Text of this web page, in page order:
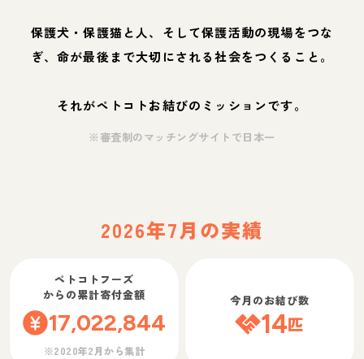
保護犬・保護猫と人、そして保護活動の現場をつな
ぎ、命が最後まで大切にされる社会をつくること。
それがペトコトお結びのミッションです。
※審査制のマッチングサイトで日本一
2026年7月の実績
ペトコトフーズ
からの累計寄付金額
17,022,844
※2020年2月から集計
今月のお結び数
14匹